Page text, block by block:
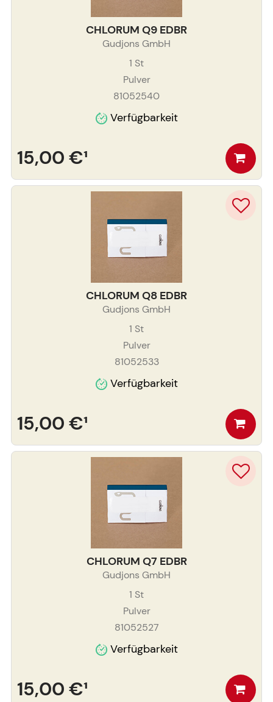
CHLORUM Q9 EDBR
Gudjons GmbH
1 St
Pulver
81052540
Verfügbarkeit
15,00 €¹
CHLORUM Q8 EDBR
Gudjons GmbH
1 St
Pulver
81052533
Verfügbarkeit
15,00 €¹
CHLORUM Q7 EDBR
Gudjons GmbH
1 St
Pulver
81052527
Verfügbarkeit
15,00 €¹